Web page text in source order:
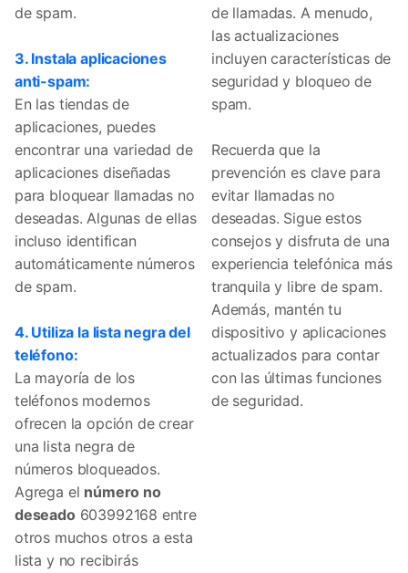
de spam.
3. Instala aplicaciones
anti-spam:
En las tiendas de
aplicaciones, puedes
encontrar una variedad de
aplicaciones diseñadas
para bloquear llamadas no
deseadas. Algunas de ellas
incluso identifican
automáticamente números
de spam.
4. Utiliza la lista negra del
teléfono:
La mayoría de los
teléfonos modernos
ofrecen la opción de crear
una lista negra de
números bloqueados.
Agrega el número no
deseado 603992168 entre
otros muchos otros a esta
lista y no recibirás
de llamadas. A menudo,
las actualizaciones
incluyen características de
seguridad y bloqueo de
spam.
Recuerda que la
prevención es clave para
evitar llamadas no
deseadas. Sigue estos
consejos y disfruta de una
experiencia telefónica más
tranquila y libre de spam.
Además, mantén tu
dispositivo y aplicaciones
actualizados para contar
con las últimas funciones
de seguridad.